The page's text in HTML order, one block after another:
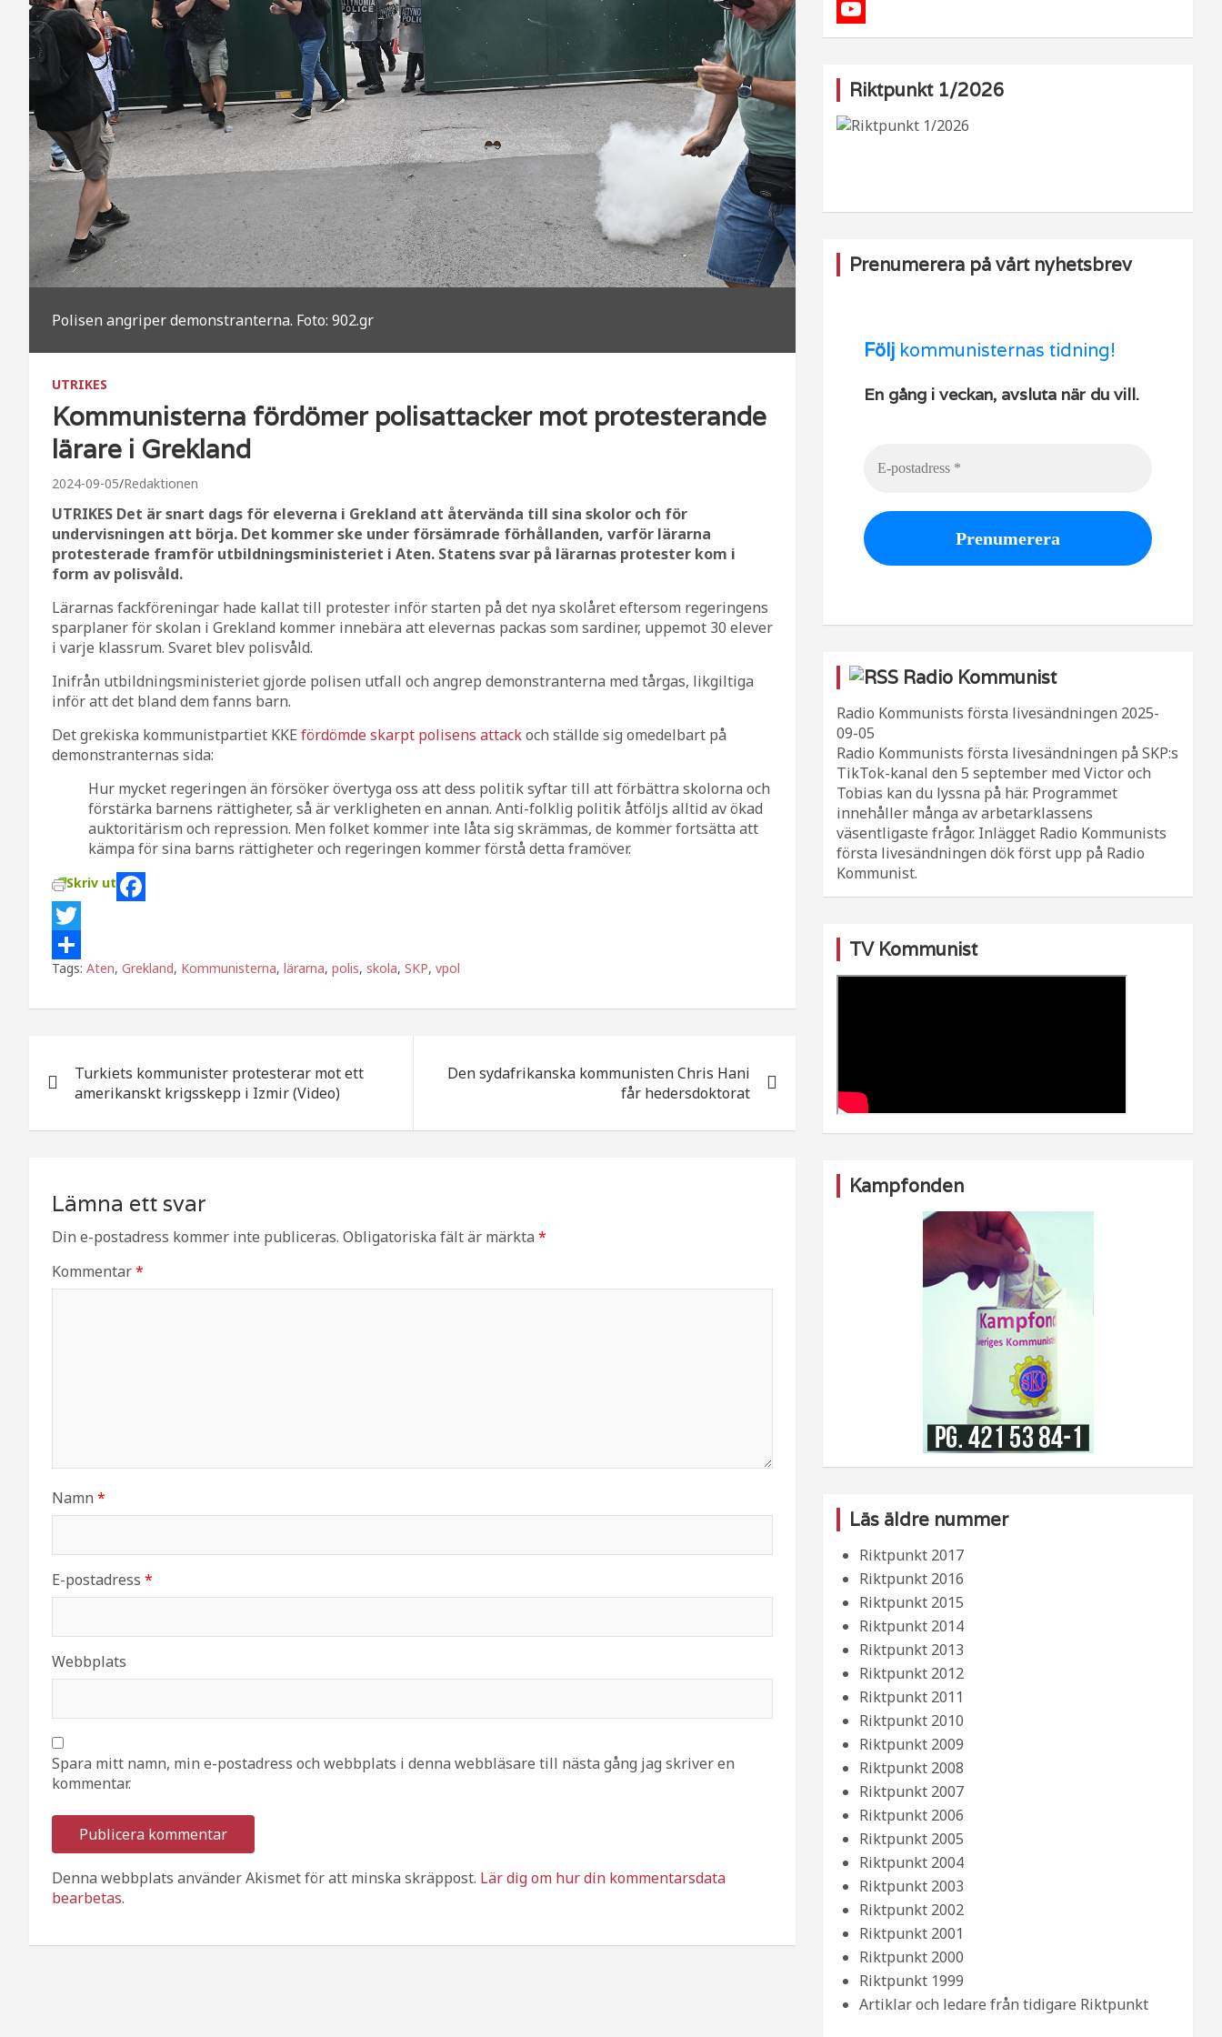
Polisen angriper demonstranterna. Foto: 902.gr
UTRIKES
Kommunisterna fördömer polisattacker mot protesterande
lärare i Grekland
2024-09-05 Redaktionen
UTRIKES Det är snart dags för eleverna i Grekland att återvända till sina skolor och för
undervisningen att börja. Det kommer ske under försämrade förhållanden, varför lärarna
protesterade framför utbildningsministeriet i Aten. Statens svar på lärarnas protester kom i
form av polisvåld.
Lärarnas fackföreningar hade kallat till protester inför starten på det nya skolåret eftersom regeringens
sparplaner för skolan i Grekland kommer innebära att elevernas packas som sardiner, uppemot 30 elever
i varje klassrum. Svaret blev polisvåld.
Inifrån utbildningsministeriet gjorde polisen utfall och angrep demonstranterna med tårgas, likgiltiga
inför att det bland dem fanns barn.
Det grekiska kommunistpartiet KKE fördömde skarpt polisens attackoch ställde sig omedelbart på
demonstranternas sida:
Hur mycket regeringen än försöker övertyga oss att dess politik syftar till att förbättra skolorna och
förstärka barnens rättigheter, så är verkligheten en annan. Anti-folklig politik åtföljs alltid av ökad
auktoritärism och repression. Men folket kommer inte låta sig skrämmas, de kommer fortsätta att
kämpa för sina barns rättigheter och regeringen kommer förstå detta framöver.
Skriv ut
F
a
c
o
T
w
e
D
Tags: Aten, Grekland, Kommunisterna, lärarna, polis, skola, SKP, vpol
Turkiets kommunister protesterar mot ett
amerikanskt krigsskepp i Izmir (Video)
Den sydafrikanska kommunisten Chris Hani
får hedersdoktorat
Lämna ett svar
Din e-postadress kommer inte publiceras. Obligatoriska fält är märkta *
Kommentar*
Namn *
E-postadress *
Webbplats
Spara mitt namn, min e-postadress och webbplats i denna webbläsare till nästa gång jag skriver en
kommentar.
Denna webbplats använder Akismet för att minska skräppost. Lär dig om hur din kommentarsdata
bearbetas.
e
b
k
s
t
r
i
k
k
X
Y
T
e
Riktpunkt 1/2026
Prenumerera på vårt nyhetsbrev
Följ kommunisternas tidning!
En gång i veckan, avsluta när du vill.
Radio Kommunist
Radio Kommunists första livesändningen 2025-
09-05
Radio Kommunists första livesändningen på SKP:s
TikTok-kanal den 5 september med Victor och
Tobias kan du lyssna på här. Programmet
innehåller många av arbetarklassens
väsentligaste frågor. Inlägget Radio Kommunists
första livesändningen dök först upp på Radio
Kommunist.
TV Kommunist
Kampfonden
Läs äldre nummer
Riktpunkt 2017
Riktpunkt 2016
Riktpunkt 2015
Riktpunkt 2014
Riktpunkt 2013
Riktpunkt 2012
Riktpunkt 2011
Riktpunkt 2010
Riktpunkt 2009
Riktpunkt 2008
Riktpunkt 2007
Riktpunkt 2006
Riktpunkt 2005
Riktpunkt 2004
Riktpunkt 2003
Riktpunkt 2002
Riktpunkt 2001
Riktpunkt 2000
Riktpunkt 1999
Artiklar och ledare från tidigare Riktpunkt